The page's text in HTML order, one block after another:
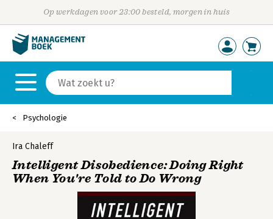
Op werkdagen voor 23:00 besteld, morgen in huis
Psychologie
Ira Chaleff
Intelligent Disobedience: Doing Right
When You're Told to Do Wrong